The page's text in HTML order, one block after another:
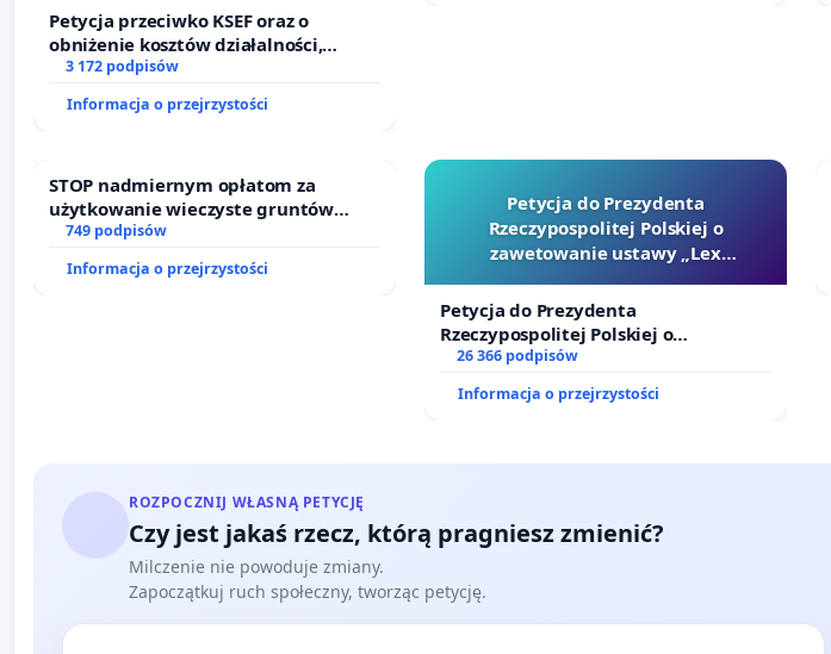
sędziów
Petycja przeciwko KSEF oraz o
obniżenie kosztów działalności,
wprowadzenie odpowiedzialności
finansowej kluczowych urzędników i
sędziów
3 172 podpisów
Informacja o przejrzystości
STOP nadmiernym opłatom za
użytkowanie wieczyste gruntów
zajmowanych przez rodzinne ogrody
działkowe.
749 podpisów
Informacja o przejrzystości
Petycja do Prezydenta
Rzeczypospolitej Polskiej o
zawetowanie ustawy „Lex
Petycja do Prezydenta
Rzeczypospolitej Polskiej o
zawetowanie ustawy „Lex Szarlatan”
26 366 podpisów
Informacja o przejrzystości
ROZPOCZNIJ WŁASNĄ PETYCJĘ
Czy jest jakaś rzecz, którą pragniesz zmienić?
Milczenie nie powoduje zmiany.
Zapoczątkuj ruch społeczny, tworząc petycję.